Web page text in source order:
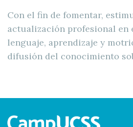
Con el fin de fomentar,
actualización profesional en
lenguaje, aprendizaje y
difusión del conocimiento